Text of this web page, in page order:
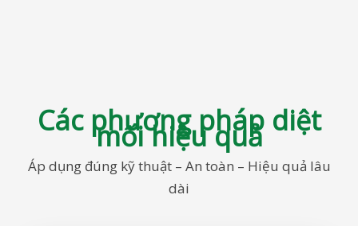
Các phương pháp diệt
mối hiệu quả
Áp dụng đúng kỹ thuật – An toàn – Hiệu quả lâu
dài